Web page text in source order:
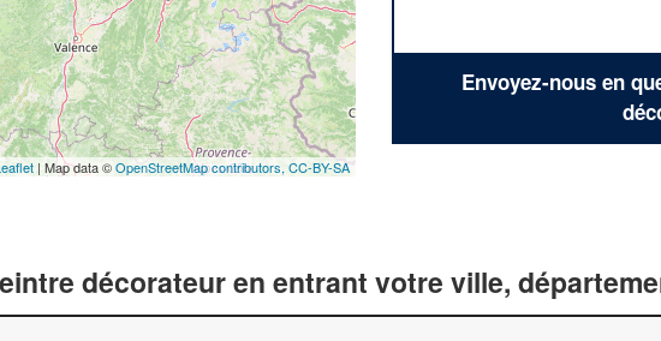
| Map data ©OpenStreetMap contributors, CC-BY-SA
Envoyez-nous en
décorateur en entrant votre ville,